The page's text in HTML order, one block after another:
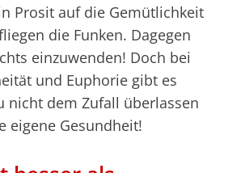
Prosit auf die Gemütlichkeit
die Funken. Dagegen
einzuwenden! Doch bei
und Euphorie gibt es
nicht dem Zufall überlassen
eigene Gesundheit!